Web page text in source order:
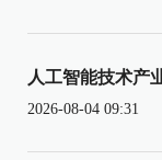
人工智能技术产
2026-08-04 09:31